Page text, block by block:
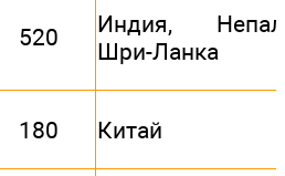
520
Индия,
Шри-Ланка
180 Китай